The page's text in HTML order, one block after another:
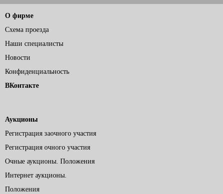
О фирме
Схема проезда
Наши специалисты
Новости
Конфиденциальность
ВКонтакте
Аукционы
Регистрация заочного участия
Регистрация очного участия
Очные аукционы. Положения
Интернет аукционы.
Положения